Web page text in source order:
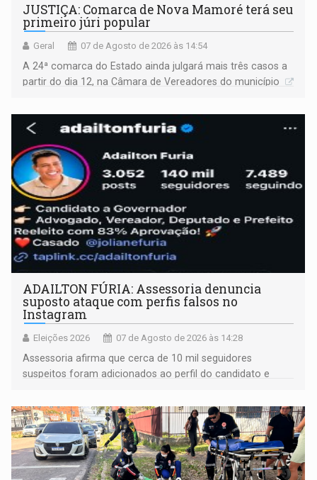
JUSTIÇA: Comarca de Nova Mamoré terá seu
primeiro júri popular
Geral 07 de Agosto de 2026 às 14:54
A 24ª comarca do Estado ainda julgará mais três casos a
partir do dia 12, na Câmara de Vereadores do município
ADAILTON FÚRIA: Assessoria denuncia
suposto ataque com perfis falsos no
Instagram
Eleições 2026 07 de Agosto de 2026 às 14:28
Assessoria afirma que cerca de 10 mil seguidores
suspeitos foram adicionados ao perfil do candidato e
remover as contas